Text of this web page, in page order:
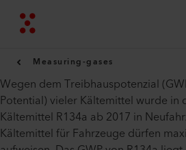
Measuring-gases
Wegen dem Treibhauspotenzial
Potential) vieler Kältemittel wurde in
Kältemittel R134a ab 2017 in
Kältemittel für Fahrzeuge dürfen